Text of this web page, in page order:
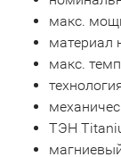
макс.
материал
макс.
ТЭН